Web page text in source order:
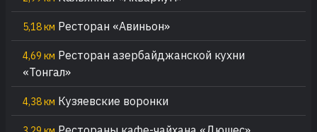
5,18 км Ресторан «Авиньон»
4,69 км Ресторан азербайджанской кухни
«Тонгал»
4,38 км Кузяевские воронки